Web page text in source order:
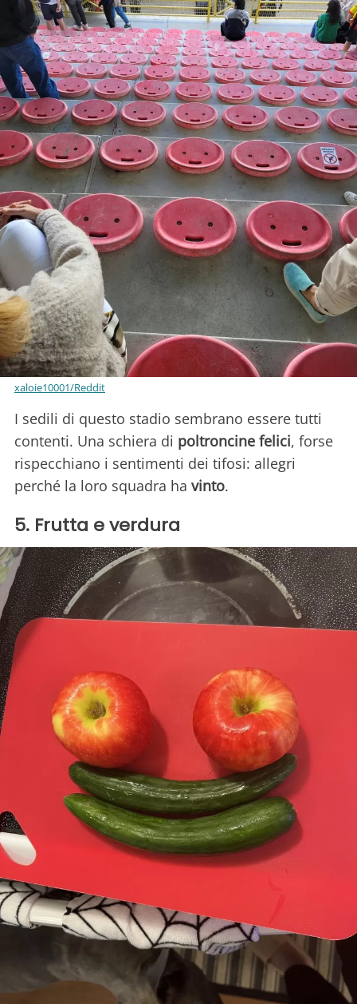
xaloie10001/Reddit
I sedili di questo stadio sembrano essere tutti
contenti. Una schiera di poltroncine felici, forse
rispecchiano i sentimenti dei tifosi: allegri
perché la loro squadra ha vinto.
5. Frutta e verdura